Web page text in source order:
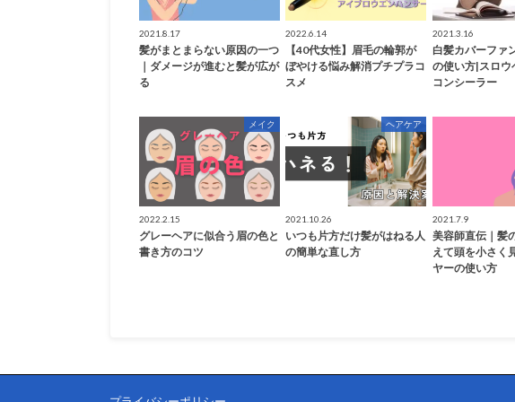
2021.8.17
髪がまとまらない原因の一つ
｜ダメージが進むと髪が広が
る
2022.6.14
【40代女性】眉毛の輪郭が
ぼやける悩み解消プチプラコ
スメ
2021.3.16
白髪カバーファ
の使い方|スロウ
コンシーラー
メイク
2022.2.15
グレーヘアに似合う眉の色と
書き方のコツ
ヘアケア
2021.10.26
いつも片方だけ髪がはねる人
の簡単な直し方
2021.7.9
美容師直伝｜髪
えて頭を小さく
ヤーの使い方